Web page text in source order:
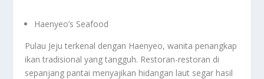
Haenyeo’s Seafood
Pulau Jeju terkenal dengan Haenyeo, wanita penangkap
ikan tradisional yang tangguh. Restoran-restoran di
sepanjang pantai menyajikan hidangan laut segar hasil